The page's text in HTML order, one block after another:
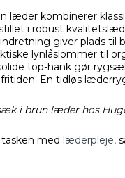
læder kombinerer
i robust
giver plads til
lynlåslommer til
top-hank gør
En tidløs
i brun læder hos
med læderpleje,